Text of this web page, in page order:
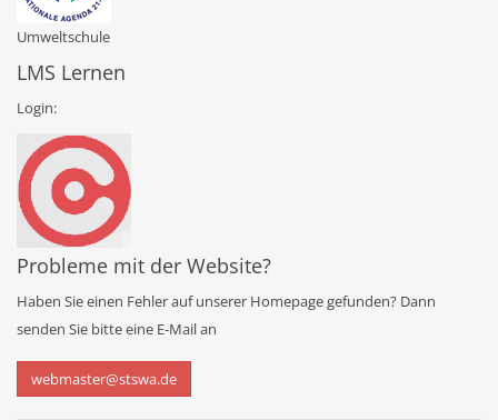
Umweltschule
LMS Lernen
Login:
Probleme mit der Website?
Haben Sie einen Fehler auf unserer Homepage gefunden? Dann
senden Sie bitte eine E-Mail an
webmaster@stswa.de